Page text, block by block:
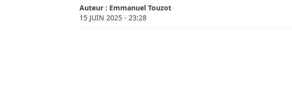
Auteur : Emmanuel Touzot
15 JUIN 2025 - 23:28